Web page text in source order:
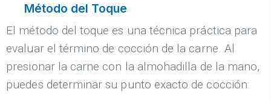
Método del Toque
El método del toque es una técnica práctica para
evaluar el término de cocción de la carne. Al
presionar la carne con la almohadilla de la mano,
puedes determinar su punto exacto de cocción: